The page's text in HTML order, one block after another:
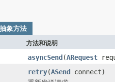
抽象方法
方法和说明
asyncSend(ARequest
retry(ASend connect)